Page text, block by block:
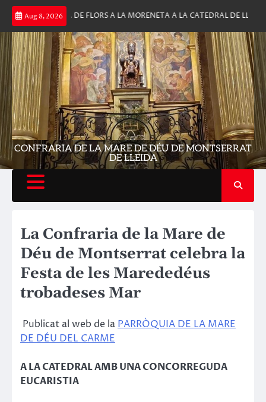
Skip
content
Aug 8, 2026
OFRENA DE FLORS A LA MORENETA A LA CATEDRAL DE LLEIDA
CONFRARIA DE LA MARE DE DÉU DE MONTSERRAT
DE LLEIDA
La Confraria de la Mare de
Déu de Montserrat celebra la
Festa de les Marededéus
trobadeses Mar
Publicat al web de la PARRÒQUIA DE LA MARE
DE DÉU DEL CARME
A LA CATEDRAL AMB UNA CONCORREGUDA
EUCARISTIA